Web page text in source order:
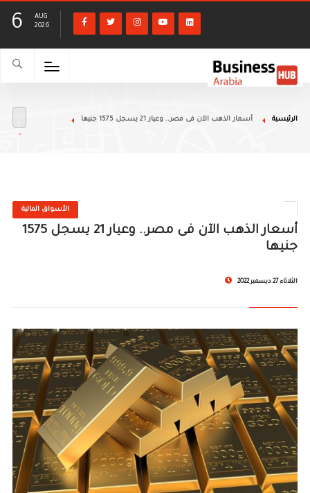
6
AUG
2026
الرئيسية أسعار الذهب الآن فى مصر.. وعيار 21 يسجل 1575 جنيها
الأسواق المالية
أسعار الذهب الآن فى مصر.. وعيار 21 يسجل 1575
جنيها
الثلاثاء 27 ديسمبر 2022